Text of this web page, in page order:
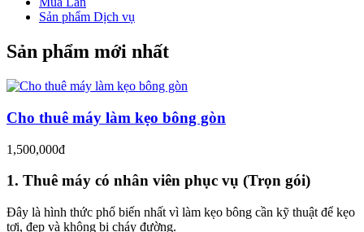
Sản phẩm Dịch vụ
Sản phẩm mới nhất
Cho thuê máy làm kẹo bông gòn
1,500,000đ
1. Thuê máy có nhân viên phục vụ (Trọn gói)
Đây là hình thức phổ biến nhất vì làm kẹo bông cần kỹ thuật để kẹo
tơi, đẹp và không bị cháy đường.